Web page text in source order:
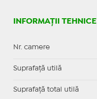
INFORMAȚII TEHNICE
Nr. camere
Suprafaţă utilă
Suprafaţă total utilă